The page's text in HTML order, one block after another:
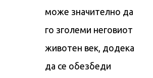
може значително да
го зголеми неговиот
животен век, додека
да се обезбеди